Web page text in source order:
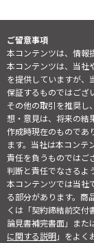
ご留意事項
本コンテンツは、情報
本コンテンツは、当社
を提供していますが、
保証するものではござ
その他の取引を推奨し
想・意見は、将来の結
作成時現在のものであ
ます。当社は本コンテ
責任を負うものではご
判断と責任でなさるよ
本コンテンツでは当社
る部分があります。商
くは「契約締結前交付
論見書補完書面」また
に関する説明」をよく